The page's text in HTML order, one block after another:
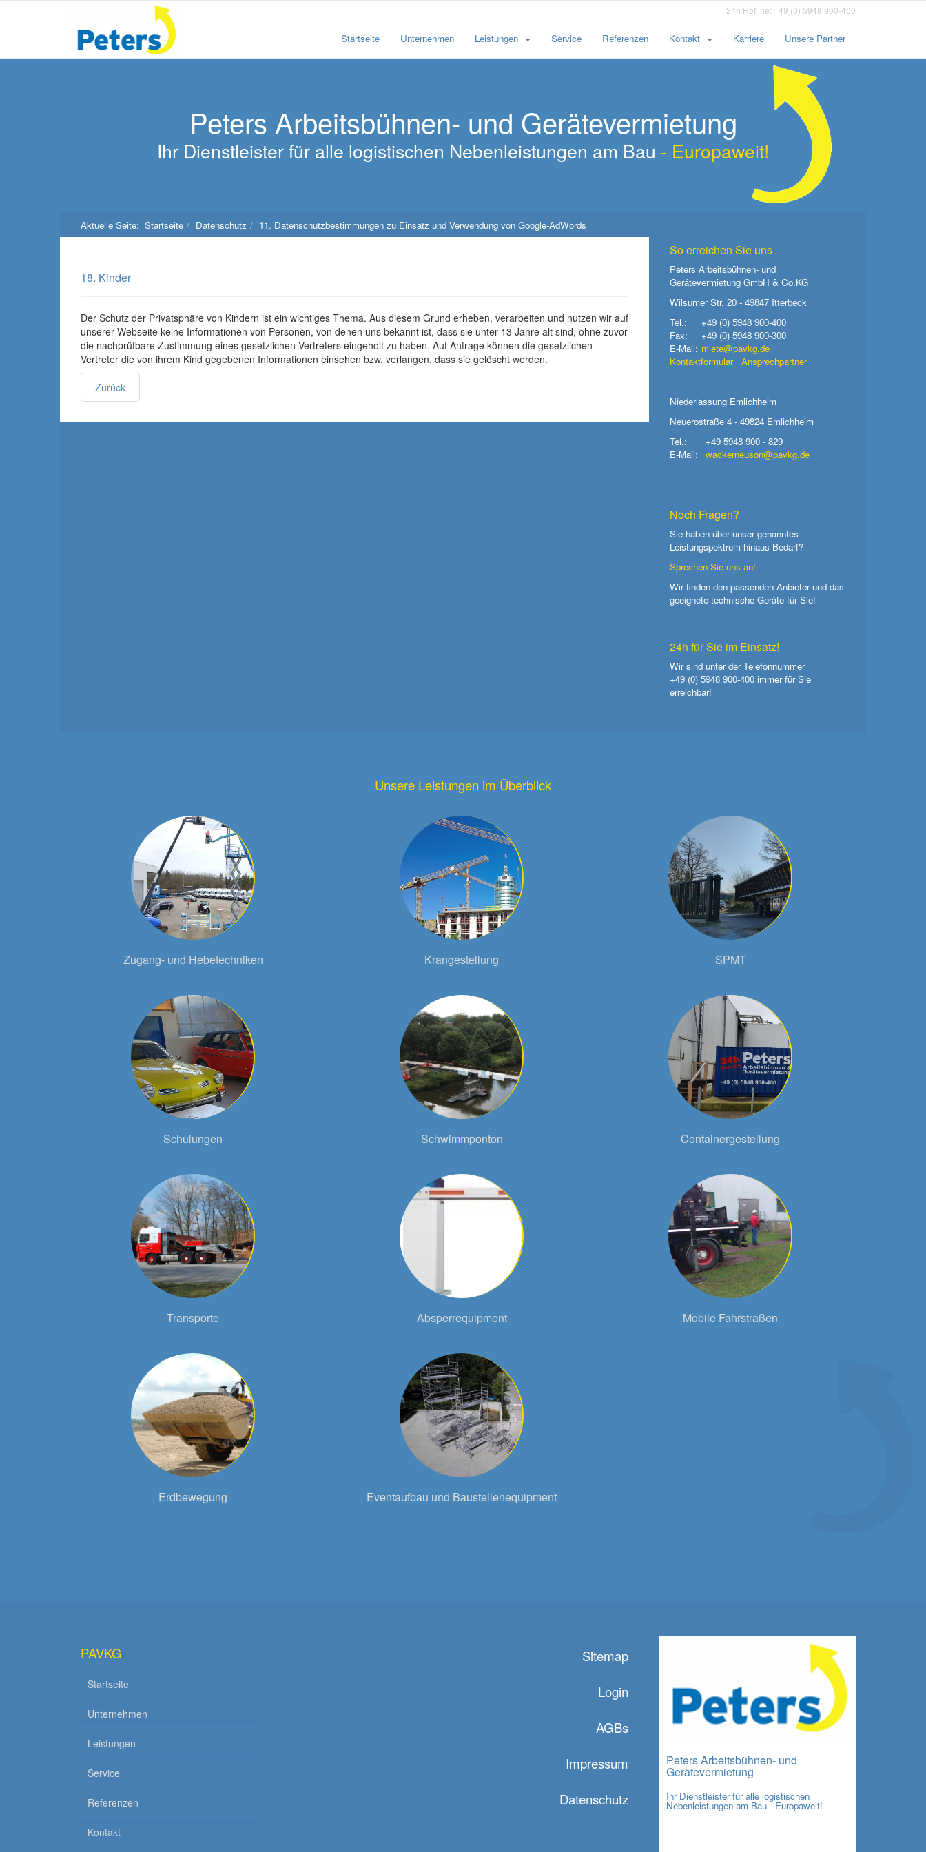
24h Hotline: +49 (0) 5948 900-400
Startseite Unternehmen Leistungen Service Referenzen Kontakt Karriere Unsere Partner
Peters Arbeitsbühnen- und Gerätevermietung
Ihr Dienstleister für alle logistischen Nebenleistungen am Bau - Europaweit!
Aktuelle Seite: Startseite Datenschutz 11. Datenschutzbestimmungen zu Einsatz und Verwendung von Google-AdWords
18. Kinder
Der Schutz der Privatsphäre von Kindern ist ein wichtiges Thema. Aus diesem Grund erheben, verarbeiten und nutzen wir auf
unserer Webseite keine Informationen von Personen, von denen uns bekannt ist, dass sie unter 13 Jahre alt sind, ohne zuvor
die nachprüfbare Zustimmung eines gesetzlichen Vertreters eingeholt zu haben. Auf Anfrage können die gesetzlichen
Vertreter die von ihrem Kind gegebenen Informationen einsehen bzw. verlangen, dass sie gelöscht werden.
Zurück
So erreichen Sie uns
Peters Arbeitsbühnen- und
Gerätevermietung GmbH & Co.KG
Wilsumer Str. 20 - 49847 Itterbeck
Tel.:
+49 (0) 5948 900-400
Fax:
+49 (0) 5948 900-300
E-Mail: miete@pavkg.de
Kontaktformular
Ansprechpartner
Niederlassung Emlichheim
Neuerostraße 4 - 49824 Emlichheim
Tel.:
+49 5948 900 - 829
E-Mail:
wackerneuson@pavkg.de
Noch Fragen?
Sie haben über unser genanntes
Leistungspektrum hinaus Bedarf?
Sprechen Sie uns an!
Wir finden den passenden Anbieter und das
geeignete technische Geräte für Sie!
24h für Sie im Einsatz!
Wir sind unter der Telefonnummer
+49 (0) 5948 900-400 immer für Sie
erreichbar!
Unsere Leistungen im Überblick
Zugang- und Hebetechniken Krangestellung SPMT
Schulungen Schwimmponton Containergestellung
Transporte Absperrequipment Mobile Fahrstraßen
Erdbewegung Eventaufbau und Baustellenequipment
PAVKG
Startseite
Unternehmen
Leistungen
Service
Referenzen
Kontakt
Sitemap
Login
AGBs
Impressum
Datenschutz
Peters Arbeitsbühnen- und
Gerätevermietung
Ihr Dienstleister für alle logistischen
Nebenleistungen am Bau - Europaweit!